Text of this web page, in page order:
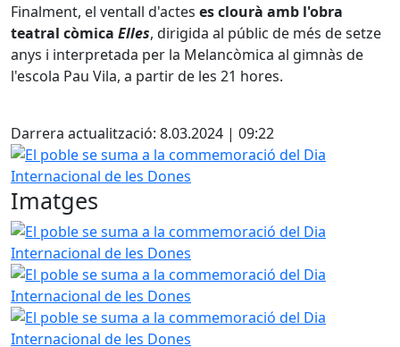
Finalment, el ventall d'actes es clourà amb l'obra
teatral còmica Elles, dirigida al públic de més de setze
anys i interpretada per la Melancòmica al gimnàs de
l'escola Pau Vila, a partir de les 21 hores.
Darrera actualització: 8.03.2024 | 09:22
El poble se suma a la commemoració del Dia
Imatges
El poble se suma a la commemoració del Dia
El poble se suma a la commemoració del Dia
El poble se suma a la commemoració del Dia